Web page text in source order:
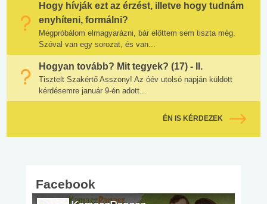
Hogy hívják ezt az érzést, illetve hogy tudnám
enyhíteni, formálni?
Megpróbálom elmagyarázni, bár előttem sem tiszta még.
Szóval van egy sorozat, és van...
Hogyan tovább? Mit tegyek? (17) - II.
Tisztelt Szakértő Asszony! Az óév utolsó napján küldött
kérdésemre január 9-én adott...
ÉN IS KÉRDEZEK
Facebook